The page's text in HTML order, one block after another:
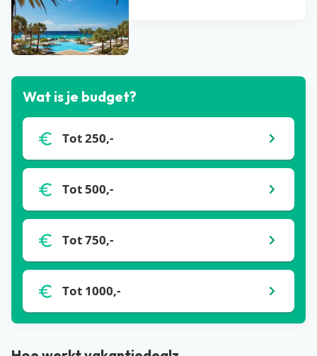
Bekijk alle blogs
Wat is je budget?
Tot 250,-
Tot 500,-
Tot 750,-
Tot 1000,-